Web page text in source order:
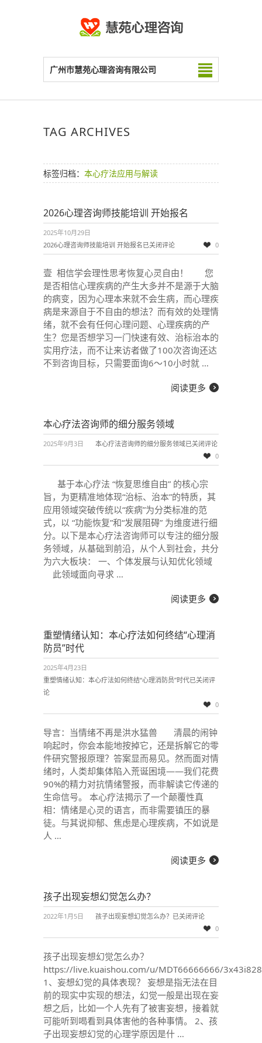
广州市慧苑心理咨询有限公司
TAG ARCHIVES
标签归档： 本心疗法应用与解读
2026心理咨询师技能培训 开始报名
2025年10月29日
2026心理咨询师技能培训 开始报名已关闭评论 0
壹 相信学会理性思考恢复心灵自由！ 您
是否相信心理疾病的产生大多并不是源于大脑
的病变，因为心理本来就不会生病，而心理疾
病是来源自于不自由的想法？而有效的处理情
绪，就不会有任何心理问题、心理疾病的产
生？您是否想学习一门快速有效、治标治本的
实用疗法，而不让来访者做了100次咨询还达
不到咨询目标，只需要面询6～10小时就 …
阅读更多
本心疗法咨询师的细分服务领域
2025年9月3日 本心疗法咨询师的细分服务领域已关闭评论
0
基于本心疗法 “恢复思维自由” 的核心宗
旨，为更精准地体现“治标、治本”的特质，其
应用领域突破传统以“疾病”为分类标准的范
式，以 “功能恢复”和“发展阻碍” 为维度进行细
分。以下是本心疗法咨询师可以专注的细分服
务领域，从基础到前沿，从个人到社会，共分
为六大板块： 一、个体发展与认知优化领域
此领域面向寻求 …
阅读更多
重塑情绪认知：本心疗法如何终结“心理消
防员”时代
2025年4月23日
重塑情绪认知：本心疗法如何终结“心理消防员”时代已关闭评
论
0
导言：当情绪不再是洪水猛兽 清晨的闹钟
响起时，你会本能地按掉它，还是拆解它的零
件研究警报原理？答案显而易见。然而面对情
绪时，人类却集体陷入荒诞困境——我们花费
90%的精力对抗情绪警报，而非解读它传递的
生命信号。 本心疗法揭示了一个颠覆性真
相：情绪是心灵的语言，而非需要镇压的暴
徒。与其说抑郁、焦虑是心理疾病，不如说是
人 …
阅读更多
孩子出现妄想幻觉怎么办？
2022年1月5日 孩子出现妄想幻觉怎么办？ 已关闭评论
0
孩子出现妄想幻觉怎么办？
https://live.kuaishou.com/u/MDT66666666/
1、妄想幻觉的具体表现？ 妄想是指无法在目
前的现实中实现的想法，幻觉一般是出现在妄
想之后，比如一个人先有了被害妄想，接着就
可能听到喝看到具体害他的各种事情。 2、孩
子出现妄想幻觉的心理学原因是什 …